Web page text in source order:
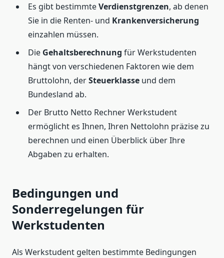
Es gibt bestimmteVerdienstgrenzen, ab denen
Sie in die Renten- und Krankenversicherung
einzahlen müssen.
Die Gehaltsberechnung für Werkstudenten
hängt von verschiedenen Faktoren wie dem
Bruttolohn, derSteuerklasse und dem
Bundesland ab.
Der Brutto Netto Rechner Werkstudent
ermöglicht es Ihnen, Ihren Nettolohn präzise zu
berechnen und einen Überblick über Ihre
Abgaben zu erhalten.
Bedingungen und
Sonderregelungen für
Werkstudenten
Als Werkstudent gelten bestimmte Bedingungen